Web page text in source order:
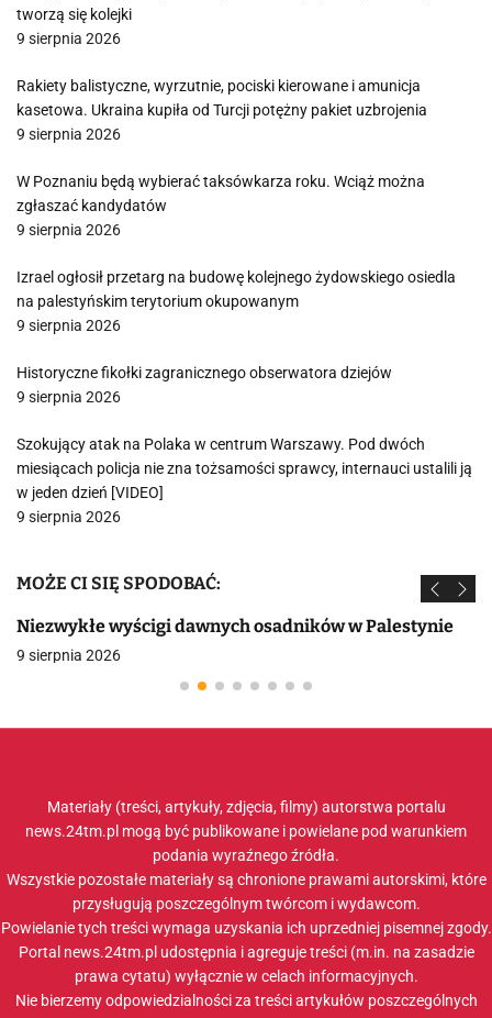
tworzą się kolejki
9 sierpnia 2026
Rakiety balistyczne, wyrzutnie, pociski kierowane i amunicja
kasetowa. Ukraina kupiła od Turcji potężny pakiet uzbrojenia
9 sierpnia 2026
W Poznaniu będą wybierać taksówkarza roku. Wciąż można
zgłaszać kandydatów
9 sierpnia 2026
Izrael ogłosił przetarg na budowę kolejnego żydowskiego osiedla
na palestyńskim terytorium okupowanym
9 sierpnia 2026
Historyczne fikołki zagranicznego obserwatora dziejów
9 sierpnia 2026
Szokujący atak na Polaka w centrum Warszawy. Pod dwóch
miesiącach policja nie zna tożsamości sprawcy, internauci ustalili ją
w jeden dzień [VIDEO]
9 sierpnia 2026
MOŻE CI SIĘ SPODOBAĆ:
Niezwykłe wyścigi dawnych osadników w Palestynie
9 sierpnia 2026
Materiały (treści, artykuły, zdjęcia, filmy) autorstwa portalu
news.24tm.pl mogą być publikowane i powielane pod warunkiem
podania wyraźnego źródła.
Wszystkie pozostałe materiały są chronione prawami autorskimi, które
przysługują poszczególnym twórcom i wydawcom.
Powielanie tych treści wymaga uzyskania ich uprzedniej pisemnej zgody.
Portal news.24tm.pl udostępnia i agreguje treści (m.in. na zasadzie
prawa cytatu) wyłącznie w celach informacyjnych.
Nie bierzemy odpowiedzialności za treści artykułów poszczególnych